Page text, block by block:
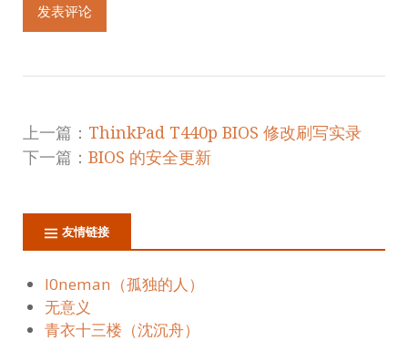
上一篇： ThinkPad T440p BIOS 修改刷写实录
下一篇： BIOS 的安全更新
友情链接
l0neman（孤独的人）
无意义
青衣十三楼（沈沉舟）